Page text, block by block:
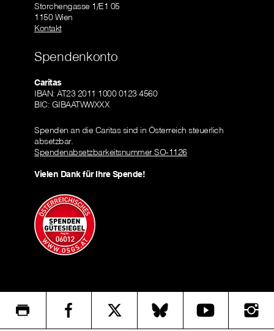
Storchengasse 1/E1 05
1150 Wien
Kontakt
Spendenkonto
Caritas
IBAN: AT23 2011 1000 0123 4560
BIC: GIBAATWWXXX
Spenden an die Caritas sind in Österreich steuerlich
absetzbar.
Spendenabsetzbarkeitsnummer SO-1126
Vielen Dank für Ihre Spende!